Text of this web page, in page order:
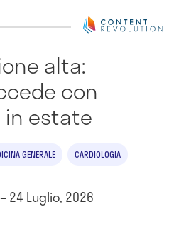
alta:
con
estate
GENERALE CARDIOLOGIA
24 Luglio, 2026